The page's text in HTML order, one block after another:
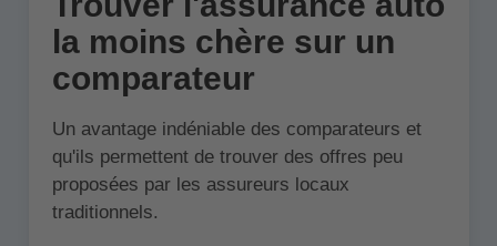
la moins chère sur un
comparateur
Un avantage indéniable des comparateurs et
qu'ils permettent de trouver des offres peu
proposées par les assureurs locaux
traditionnels.